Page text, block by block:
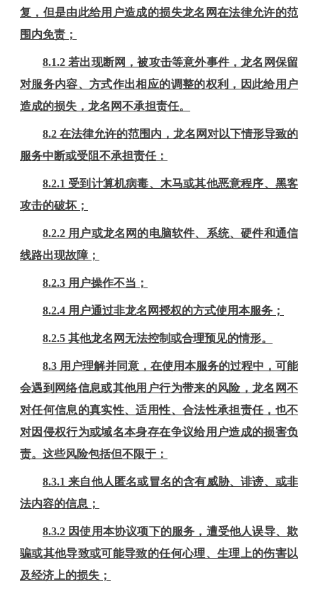
复，但是由此给用户造成的损失龙名网在法律允许的范
围内免责；
8.1.2 若出现断网，被攻击等意外事件，龙名网保留
对服务内容、方式作出相应的调整的权利，因此给用户
造成的损失，龙名网不承担责任。
8.2 在法律允许的范围内，龙名网对以下情形导致的
服务中断或受阻不承担责任：
8.2.1 受到计算机病毒、木马或其他恶意程序、黑客
攻击的破坏；
8.2.2 用户或龙名网的电脑软件、系统、硬件和通信
线路出现故障；
8.2.3 用户操作不当；
8.2.4 用户通过非龙名网授权的方式使用本服务；
8.2.5 其他龙名网无法控制或合理预见的情形。
8.3 用户理解并同意，在使用本服务的过程中，可能
会遇到网络信息或其他用户行为带来的风险，龙名网不
对任何信息的真实性、适用性、合法性承担责任，也不
对因侵权行为或域名本身存在争议给用户造成的损害负
责。这些风险包括但不限于：
8.3.1 来自他人匿名或冒名的含有威胁、诽谤、或非
法内容的信息；
8.3.2 因使用本协议项下的服务，遭受他人误导、欺
骗或其他导致或可能导致的任何心理、生理上的伤害以
及经济上的损失；